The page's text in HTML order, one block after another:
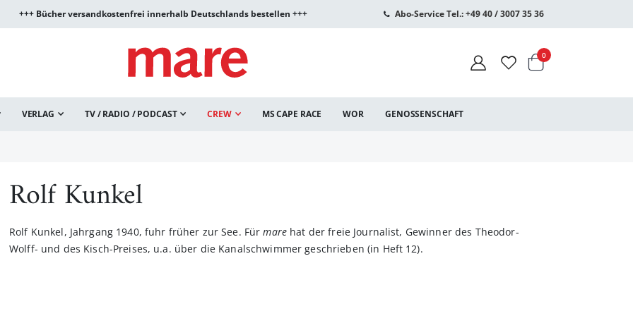
+++ Bücher versandkostenfrei innerhalb Deutschlands bestellen +++ Abo-Service Tel.: +49 40 / 3007 35 36
Warenkorb
0Artikel
VERLAG TV / RADIO / PODCAST CREW MS CAPE RACE WOR GENOSSENSCHAFT
Rolf Kunkel
Rolf Kunkel, Jahrgang 1940, fuhr früher zur See. Fürmarehat der freie Journalist, Gewinner des Theodor-
Wolff- und des Kisch-Preises, u.a. über die Kanalschwimmer geschrieben (in Heft 12).